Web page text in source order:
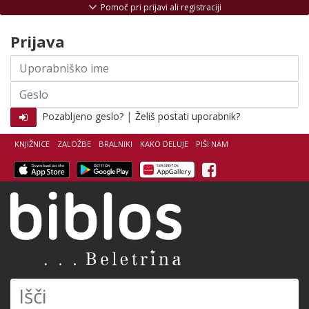
KNJIŽNICE ZALOŽBE BRALNIKI KAKO DELUJE PIŠI NAM
Facebook
Pomoč pri prijavi ali registraciji
Prijava
Uporabniško
ime
Geslo
Pozabljeno geslo? | Želiš postati uporabnik?